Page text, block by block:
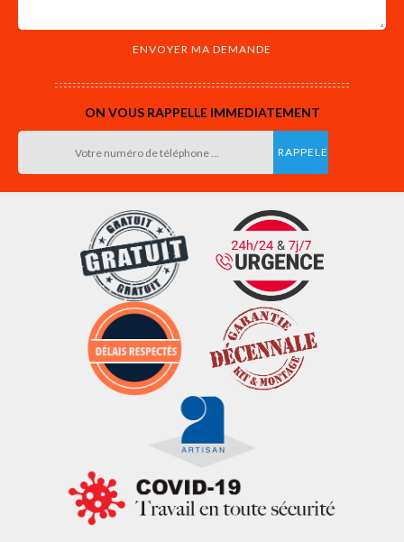
ON VOUS RAPPELLE IMMEDIATEMENT